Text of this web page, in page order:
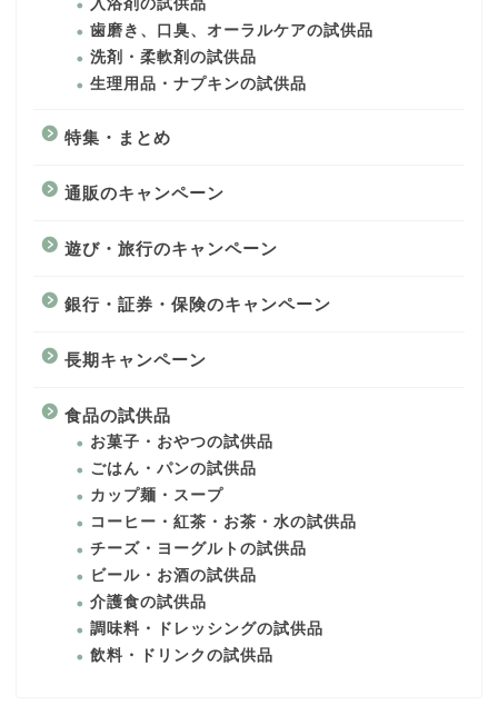
入浴剤の試供品
歯磨き、口臭、オーラルケアの試供品
洗剤・柔軟剤の試供品
生理用品・ナプキンの試供品
特集・まとめ
通販のキャンペーン
遊び・旅行のキャンペーン
銀行・証券・保険のキャンペーン
長期キャンペーン
食品の試供品
お菓子・おやつの試供品
ごはん・パンの試供品
カップ麺・スープ
コーヒー・紅茶・お茶・水の試供品
チーズ・ヨーグルトの試供品
ビール・お酒の試供品
介護食の試供品
調味料・ドレッシングの試供品
飲料・ドリンクの試供品